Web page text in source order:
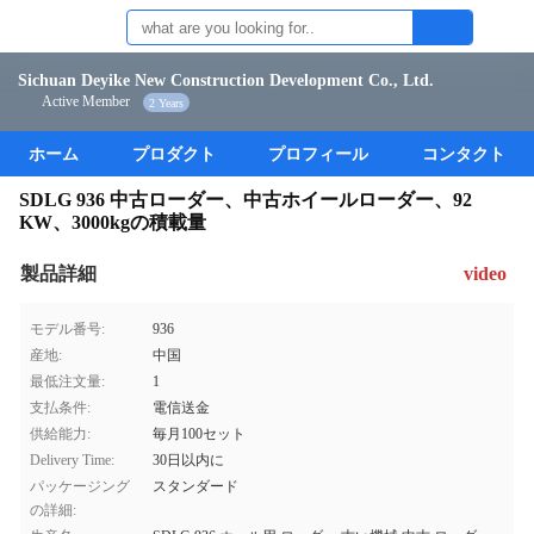
Sichuan Deyike New Construction Development Co., Ltd.
Active Member 2 Years
ホーム プロダクト プロフィール コンタクト
SDLG 936 中古ローダー、中古ホイールローダー、92
KW、3000kgの積載量
製品詳細 video
モデル番号:
936
産地:
中国
最低注文量:
1
支払条件:
電信送金
供給能力:
毎月100セット
Delivery Time:
30日以内に
パッケージング
の詳細:
スタンダード